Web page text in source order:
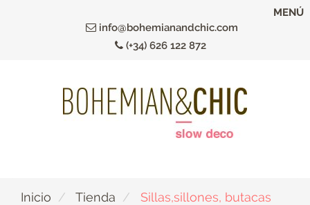
info@bohemianandchic.com
(+34) 626 122 872
MENÚ
Inicio Tienda Sillas,sillones, butacas